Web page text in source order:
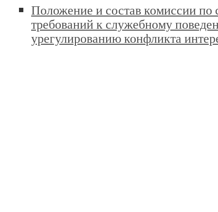
Положение и состав комиссии
требований к служебному
урегулированию конфликта